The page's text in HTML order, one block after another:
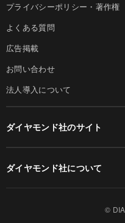
プライバシーポリシー・著作権
よくある質問
広告掲載
お問い合わせ
法人導入について
ダイヤモンド社のサイト
ダイヤモンド社について
©